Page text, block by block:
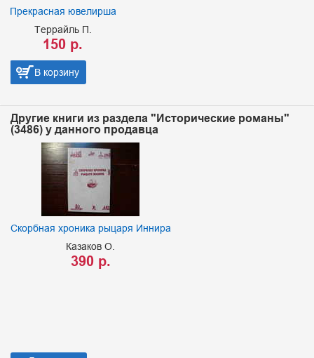
Прекрасная ювелирша
Террайль П.
150 р.
В корзину
Другие книги из раздела "Исторические романы"
(3486) у данного продавца
Скорбная хроника рыцаря Иннира
Казаков О.
390 р.